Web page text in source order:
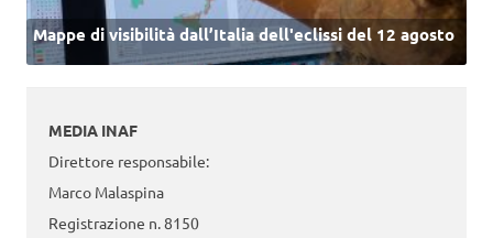
Mappe di visibilità dall’Italia dell'eclissi del 12 agosto
MEDIA INAF
Direttore responsabile:
Marco Malaspina
Registrazione n. 8150